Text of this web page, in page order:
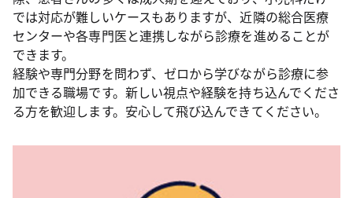
では対応が難しいケースもありますが、近隣の総合医療
センターや各専門医と連携しながら診療を進めることが
できます。
経験や専門分野を問わず、ゼロから学びながら診療に参
加できる職場です。新しい視点や経験を持ち込んでくださ
る方を歓迎します。安心して飛び込んできてください。